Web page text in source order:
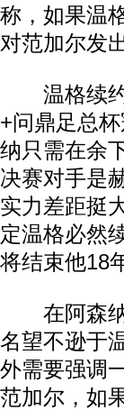
称，如果温
对范加尔发
温格续约
+问鼎足总
纳只需在余
决赛对手是
实力差距挺
定温格必然
将结束他18
在阿森纳
名望不逊于
外需要强调
范加尔，如